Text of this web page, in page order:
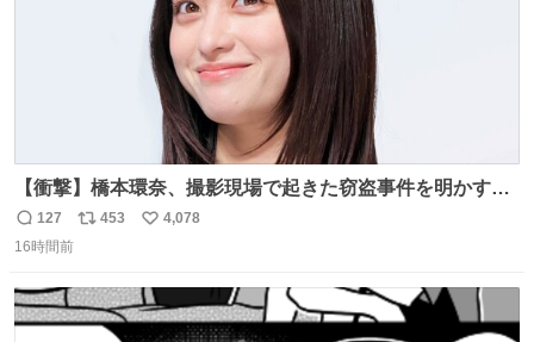
【衝撃】橋本環奈、撮影現場で起きた窃盗事件を明かす
「警察が来てました」 news.livedoor.com/article/detail…
橋本は「撮影現場で照明さんのケーブルが盗まれて…。廃
述懐。専門家も「銅の価値が上がってるんですよね…」と
反応した。
返
信
127
リ
ト
数
453
い
数
4,078
16時間前